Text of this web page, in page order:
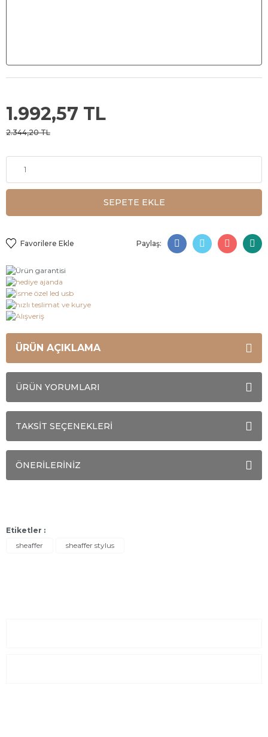
1.992,57 TL
2.344,20 TL
SEPETE EKLE
Paylaş:
ÜRÜN AÇIKLAMA
ÜRÜN YORUMLARI
TAKSİT SEÇENEKLERİ
ÖNERİLERİNİZ
Etiketler :
sheaffer
sheaffer stylus